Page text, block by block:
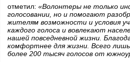
отметил: «Волонтеры не только
голосовании, но и помогают
жителям возможности и условия
каждого голоса и вовлекают
нашей повседневной жизни.
комфортнее для жизни. Всего
более 200 тысяч голосов от